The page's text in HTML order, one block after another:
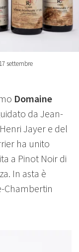
settembre
Domaine
da Jean-
Jayer e del
ha unito
a Pinot Noir di
In asta è
Chambertin